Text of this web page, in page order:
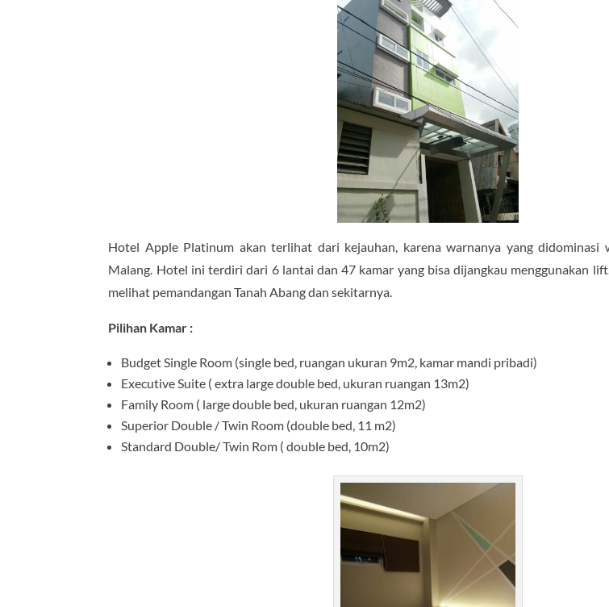
Hotel Apple Platinum akan terlihat dari kejauhan, karena warnanya yang didominasi
Malang. Hotel ini terdiri dari 6 lantai dan 47 kamar yang bisa dijangkau menggunakan
melihat pemandangan Tanah Abang dan sekitarnya.
Pilihan Kamar :
Budget Single Room (single bed, ruangan ukuran 9m2, kamar mandi pribadi)
Executive Suite ( extra large double bed, ukuran ruangan 13m2)
Family Room ( large double bed, ukuran ruangan 12m2)
Superior Double / Twin Room (double bed, 11 m2)
Standard Double/ Twin Rom ( double bed, 10m2)